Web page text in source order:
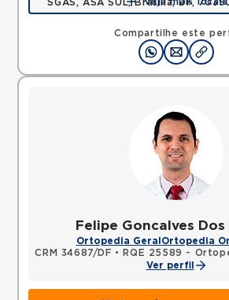
Compartilhe este
SGAS, ASA SUL, Brasilia, DF,
Felipe Goncalves Dos
Ortopedia Geral Ortopedia
CRM 34687/DF •
RQE 25589 -
Ver perfil